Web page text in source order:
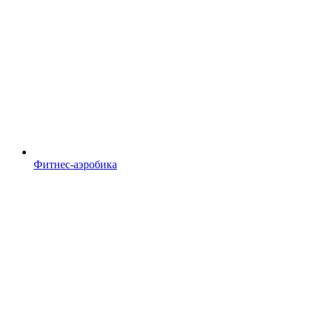
Фитнес-аэробика